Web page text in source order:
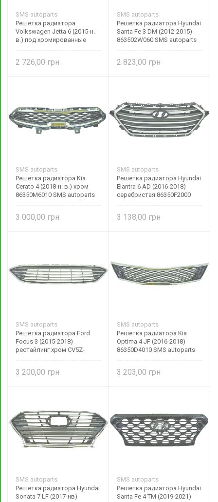
SMS autoparts
Решетка радиатора
Volkswagen Jetta 6 (2015-н.
в.) под хромированные
2 726,00
SMS autoparts
Решетка радиатора Hyundai
Santa Fe 3 DM (2012-2015)
863502W060 SMS autoparts
2 823,00
SMS autoparts
Решетка радиатора Kia
Cerato 4 (2018-н. в.) хром
86350M6010 SMS autoparts
3 000,00
SMS autoparts
Решетка радиатора Hyundai
Elantra 6 AD (2016-2018)
серебристая 86350F2000
3 138,00
SMS autoparts
Решетка радиатора Ford
Focus 3 (2015-2018)
рестайлинг хром CV5Z-
3 200,00
SMS autoparts
Решетка радиатора Kia
Optima 4 JF (2016-2018)
86350D4010 SMS autoparts
3 203,00
SMS autoparts
Решетка радиатора Hyundai
Sonata 7 LF (2017-нв)
SMS autoparts
Решетка радиатора Hyundai
Santa Fe 4 ТМ (2019-2021)